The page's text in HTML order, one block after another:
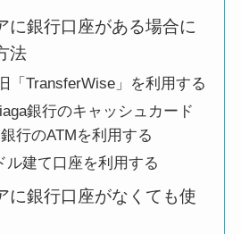
に銀行口座がある場合に
法
「TransferWise」を利用する
銀行のキャッシュカード
行のATMを利用する
ル建て口座を利用する
に銀行口座がなくても使